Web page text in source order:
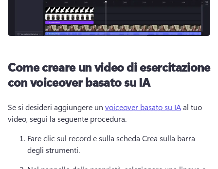
Come creare un video di esercitazione
con voiceover basato su IA
Se si desideri aggiungere un voiceover basato su IA al tuo
video, segui la seguente procedura.
Fare clic sul record e sulla scheda Crea sulla barra
degli strumenti.